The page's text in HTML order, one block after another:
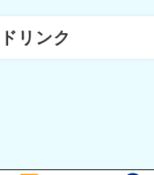
リンク